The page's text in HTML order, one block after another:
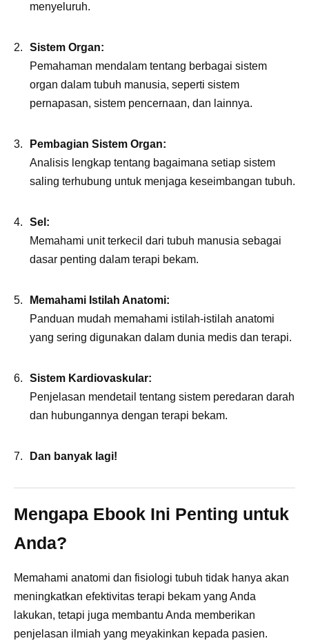
menyeluruh.
Sistem Organ:
Pemahaman mendalam tentang berbagai sistem
organ dalam tubuh manusia, seperti sistem
pernapasan, sistem pencernaan, dan lainnya.
Pembagian Sistem Organ:
Analisis lengkap tentang bagaimana setiap sistem
saling terhubung untuk menjaga keseimbangan tubuh.
Sel:
Memahami unit terkecil dari tubuh manusia sebagai
dasar penting dalam terapi bekam.
Memahami Istilah Anatomi:
Panduan mudah memahami istilah-istilah anatomi
yang sering digunakan dalam dunia medis dan terapi.
Sistem Kardiovaskular:
Penjelasan mendetail tentang sistem peredaran darah
dan hubungannya dengan terapi bekam.
Dan banyak lagi!
Mengapa Ebook Ini Penting untuk
Anda?
Memahami anatomi dan fisiologi tubuh tidak hanya akan
meningkatkan efektivitas terapi bekam yang Anda
lakukan, tetapi juga membantu Anda memberikan
penjelasan ilmiah yang meyakinkan kepada pasien.